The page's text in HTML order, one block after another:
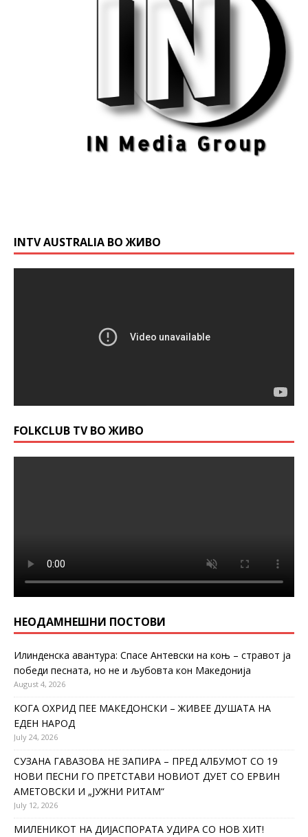
INTV AUSTRALIA ВО ЖИВО
FOLKCLUB TV ВО ЖИВО
НЕОДАМНЕШНИ ПОСТОВИ
Илинденска авантура: Спасе Антевски на коњ – стравот ја
победи песната, но не и љубовта кон Македонија
August 4, 2026
КОГА ОХРИД ПЕЕ МАКЕДОНСКИ – ЖИВЕЕ ДУШАТА НА
ЕДЕН НАРОД
July 24, 2026
СУЗАНА ГАВАЗОВА НЕ ЗАПИРА – ПРЕД АЛБУМОТ СО 19
НОВИ ПЕСНИ ГО ПРЕТСТАВИ НОВИОТ ДУЕТ СО ЕРВИН
АМЕТОВСКИ И „ЈУЖНИ РИТАМ“
July 12, 2026
МИЛЕНИКОТ НА ДИЈАСПОРАТА УДИРА СО НОВ ХИТ!